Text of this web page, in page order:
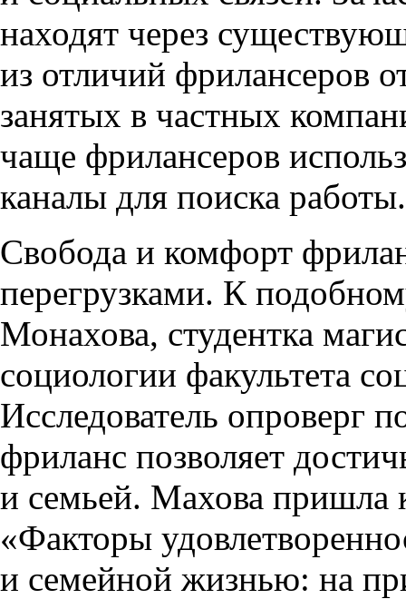
находят через
из отличий фрилансеров
занятых в частных
чаще фрилансеров
каналы для поиска работы.
Свобода и комфорт
перегрузками. К
Монахова, студентка
социологии факультета
Исследователь опроверг
фриланс позволяет
и семьей. Махова пришла
«Факторы
и семейной жизнью: на